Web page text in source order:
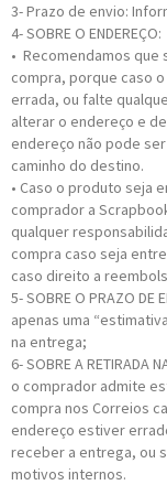
3- Prazo de envio:
4- SOBRE O ENDEREÇO:
• Recomendamos
compra, porque caso
errada, ou falte
alterar o endereço e
endereço não pode
caminho do destino.
• Caso o produto seja
comprador a
qualquer
compra caso seja
caso direito a
5- SOBRE O PRAZO
apenas uma
na entrega;
6- SOBRE A RETIRADA
o comprador admite
compra nos Correios
endereço estiver
receber a entrega, ou
motivos internos.